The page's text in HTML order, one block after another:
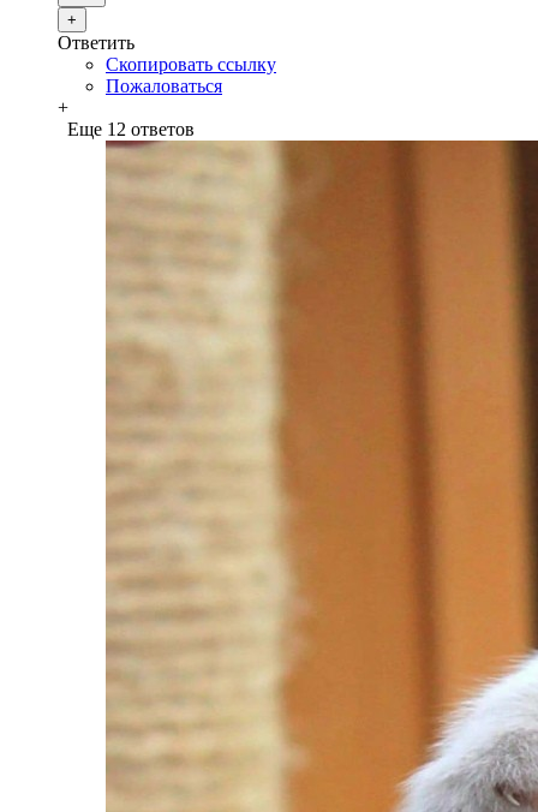
+
Ответить
Скопировать ссылку
Пожаловаться
+
Еще 12 ответов